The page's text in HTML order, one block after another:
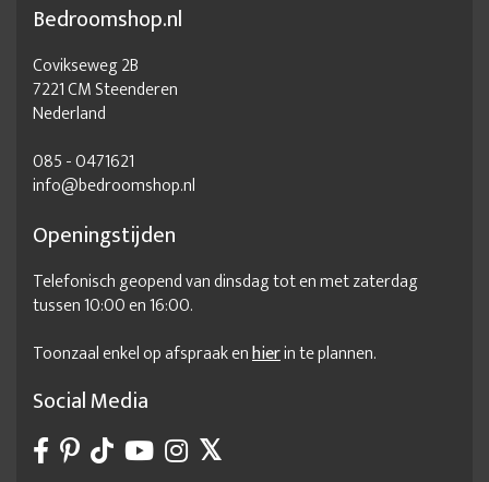
Bedroomshop.nl
Covikseweg 2B
7221 CM Steenderen
Nederland
085 - 0471621
info@bedroomshop.nl
Openingstijden
Telefonisch geopend van dinsdag tot en met zaterdag
tussen 10:00 en 16:00.
Toonzaal enkel op afspraak enhierin te plannen.
Social Media